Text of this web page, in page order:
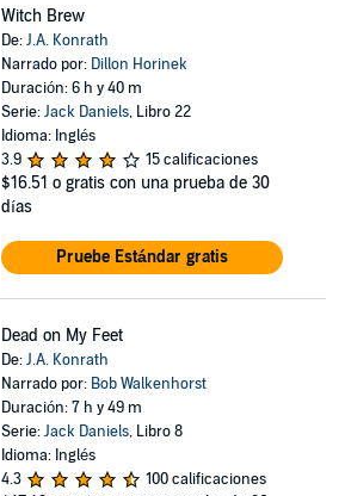
Witch Brew
De:J.A. Konrath
Narrado por: Dillon Horinek
Duración: 6 h y 40 m
Serie:Jack Daniels, Libro 22
Idioma: Inglés
3.9
15 calificaciones
$16.51 o gratis con una prueba de 30
días
Pruebe Estándar gratis
Dead on My Feet
De:J.A. Konrath
Narrado por: Bob Walkenhorst
Duración: 7 h y 49 m
Serie:Jack Daniels, Libro 8
Idioma: Inglés
4.3
100 calificaciones